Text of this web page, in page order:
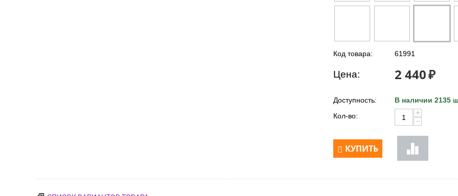
Код товара: 61991
Цена: 2 440₽
Доступность:
В наличии 2135
Кол-во:
+
−
КУПИТЬ